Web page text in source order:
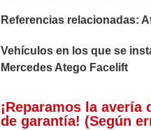
Referencias relacionadas:
Vehículos en los que se
Mercedes Atego Facelift
¡Reparamos la avería
de garantía! (Según